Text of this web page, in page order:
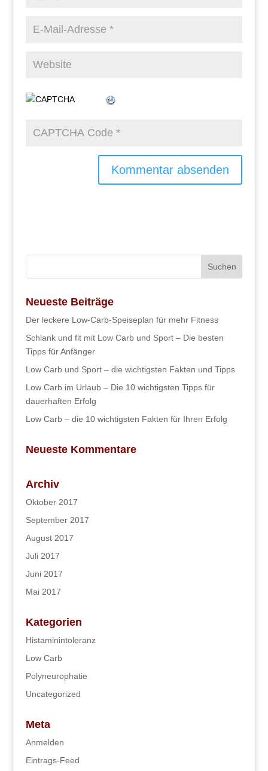
Neueste Beiträge
Der leckere Low-Carb-Speiseplan für mehr Fitness
Schlank und fit mit Low Carb und Sport – Die besten
Tipps für Anfänger
Low Carb und Sport – die wichtigsten Fakten und Tipps
Low Carb im Urlaub – Die 10 wichtigsten Tipps für
dauerhaften Erfolg
Low Carb – die 10 wichtigsten Fakten für Ihren Erfolg
Neueste Kommentare
Archiv
Oktober 2017
September 2017
August 2017
Juli 2017
Juni 2017
Mai 2017
Kategorien
Histaminintoleranz
Low Carb
Polyneurophatie
Uncategorized
Meta
Anmelden
Eintrags-Feed